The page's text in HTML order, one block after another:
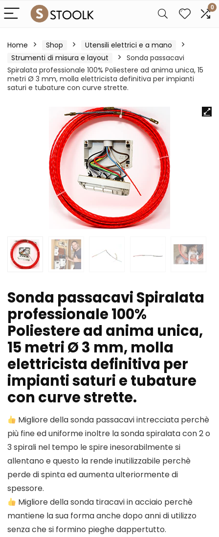
0
Home Shop
Utensili elettrici e a mano
Strumenti di misura e layout
Sonda passacavi
Spiralata professionale 100% Poliestere ad anima unica, 15
metri Ø 3 mm, molla elettricista definitiva per impianti
saturi e tubature con curve strette.
Sonda passacavi Spiralata
professionale 100%
Poliestere ad anima unica,
15 metri Ø 3 mm, molla
elettricista definitiva per
impianti saturi e tubature
con curve strette.
Migliore della sonda passacavi intrecciata perchè
più fine ed uniforme inoltre la sonda spiralata con 2 o
3 spirali nel tempo le spire inesorabilmente si
allentano e questo la rende inutilizzabile perchè
perde di spinta ed aumenta ulteriormente di
spessore.
Migliore della sonda tiracavi in acciaio perchè
mantiene la sua forma anche dopo anni di utilizzo
senza che si formino pieghe dappertutto.